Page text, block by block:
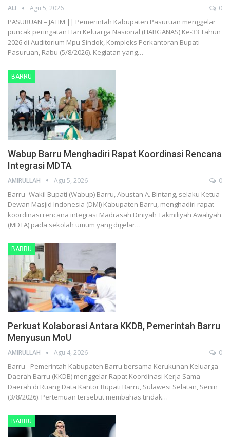
ALI Agu 5, 2026 0
PASURUAN – JATIM || Pemerintah Kabupaten Pasuruan menggelar
puncak peringatan Hari Keluarga Nasional (HARGANAS) Ke-33 Tahun
2026 di Auditorium Mpu Sindok, Kompleks Perkantoran Bupati
Pasuruan, Rabu (5/8/2026). Kegiatan yang…
BARRU
Wabup Barru Menghadiri Rapat Koordinasi Rencana
Integrasi MDTA
AMIRULLAH Agu 5, 2026 0
Barru -Wakil Bupati (Wabup) Barru, Abustan A. Bintang, selaku Ketua
Dewan Masjid Indonesia (DMI) Kabupaten Barru, menghadiri rapat
koordinasi rencana integrasi Madrasah Diniyah Takmiliyah Awaliyah
(MDTA) pada sekolah umum yang digelar…
BARRU
Perkuat Kolaborasi Antara KKDB, Pemerintah Barru
Menyusun MoU
AMIRULLAH Agu 4, 2026 0
Barru - Pemerintah Kabupaten Barru bersama Kerukunan Keluarga
Daerah Barru (KKDB) menggelar Rapat Koordinasi Kerja Sama
Daerah di Ruang Data Kantor Bupati Barru, Sulawesi Selatan, Senin
(3/8/2026). Pertemuan tersebut membahas tindak…
BARRU